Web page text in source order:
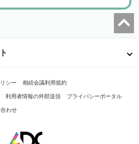
シー 相続会議利用規約
利用者情報の外部送信 プライバシーポータル
わせ